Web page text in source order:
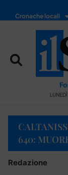
Cronache locali
640:
Redazione